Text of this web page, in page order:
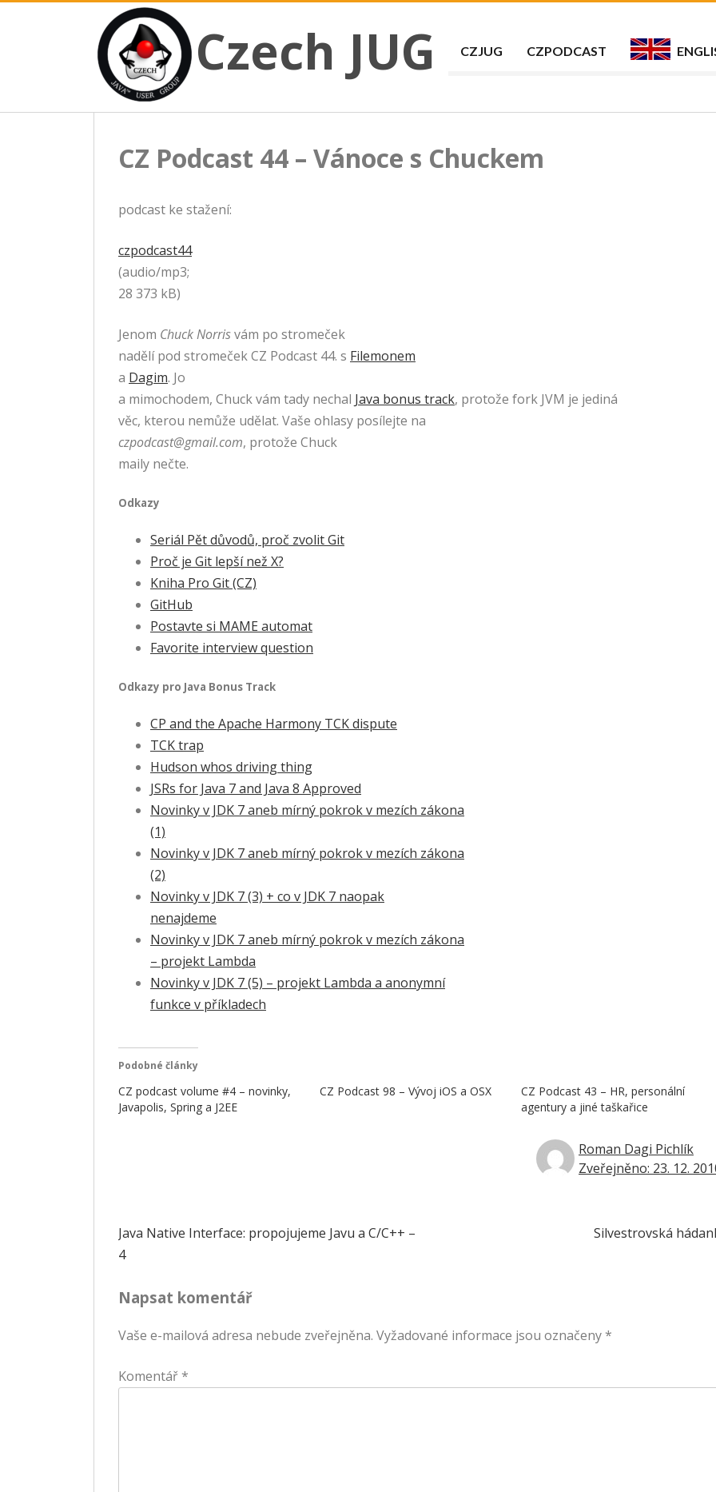
Czech JUG
CZECH JAVA USER GROUP
Czech JUG CZJUG CZPODCAST
CZ Podcast 44 – Vánoce s Chuckem
podcast ke stažení:
czpodcast44
(audio/mp3;
28 373 kB)
Jenom Chuck Norrisvám po stromeček
nadělí pod stromeček CZ Podcast 44. s Filemonem
a Dagim. Jo
a mimochodem, Chuck vám tady nechal Java bonus track, protože fork JVM je jediná
věc, kterou nemůže udělat. Vaše ohlasy posílejte na
czpodcast@gmail.com, protože Chuck
maily nečte.
Odkazy
Seriál Pět důvodů, proč zvolit Git
Proč je Git lepší než X?
Kniha Pro Git (CZ)
GitHub
Postavte si MAME automat
Favorite interview question
Odkazy pro Java Bonus Track
CP and the Apache Harmony TCK dispute
TCK trap
Hudson whos driving thing
JSRs for Java 7 and Java 8 Approved
Novinky v JDK 7 aneb mírný pokrok v mezích zákona
(1)
Novinky v JDK 7 aneb mírný pokrok v mezích zákona
(2)
Novinky v JDK 7 (3) + co v JDK 7 naopak
nenajdeme
Novinky v JDK 7 aneb mírný pokrok v mezích zákona
– projekt Lambda
Novinky v JDK 7 (5) – projekt Lambda a anonymní
funkce v příkladech
Podobné články
CZ podcast volume #4 – novinky,
Javapolis, Spring a J2EE
CZ Podcast 98 – Vývoj iOS a OSX
CZ Podcast 43 – HR, personální
agentury a jiné taškařice
Roman Dagi Pichlík
Zveřejněno: 23. 12.
Navigace
příspěvek
Java Native Interface: propojujeme Javu a C/C++ –
4
Silvestrovská
Napsat komentář
Vaše e-mailová adresa nebude zveřejněna. Vyžadované informace jsou označeny *
Komentář *